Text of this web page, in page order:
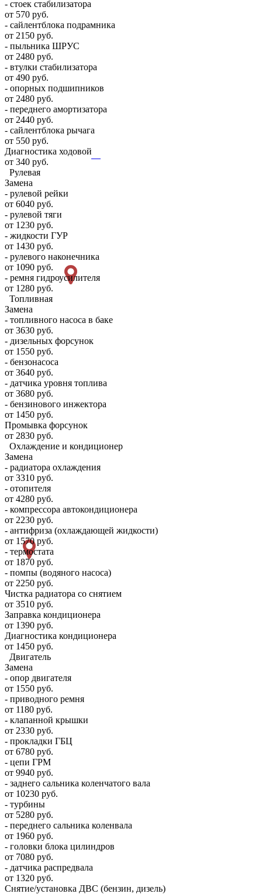
- стоек стабилизатора
от 570 руб.
- сайлентблока подрамника
от 2150 руб.
- пыльника ШРУС
от 2480 руб.
- втулки стабилизатора
от 490 руб.
- опорных подшипников
от 2480 руб.
- переднего амортизатора
от 2440 руб.
- сайлентблока рычага
от 550 руб.
Диагностика ходовой
от 340 руб.
Рулевая
Замена
- рулевой рейки
от 6040 руб.
- рулевой тяги
от 1230 руб.
- жидкости ГУР
от 1430 руб.
- рулевого наконечника
от 1090 руб.
- ремня гидроусилителя
от 1280 руб.
Топливная
Замена
- топливного насоса в баке
от 3630 руб.
- дизельных форсунок
от 1550 руб.
- бензонасоса
от 3640 руб.
- датчика уровня топлива
от 3680 руб.
- бензинового инжектора
от 1450 руб.
Промывка форсунок
от 2830 руб.
Охлаждение и кондиционер
Замена
- радиатора охлаждения
от 3310 руб.
- отопителя
от 4280 руб.
- компрессора автокондиционера
от 2230 руб.
- антифриза (охлаждающей жидкости)
от 1570 руб.
- термостата
от 1870 руб.
- помпы (водяного насоса)
от 2250 руб.
Чистка радиатора со снятием
от 3510 руб.
Заправка кондиционера
от 1390 руб.
Диагностика кондиционера
от 1450 руб.
Двигатель
Замена
- опор двигателя
от 1550 руб.
- приводного ремня
от 1180 руб.
- клапанной крышки
от 2330 руб.
- прокладки ГБЦ
от 6780 руб.
- цепи ГРМ
от 9940 руб.
- заднего сальника коленчатого вала
от 10230 руб.
- турбины
от 5280 руб.
- переднего сальника коленвала
от 1960 руб.
- головки блока цилиндров
от 7080 руб.
- датчика распредвала
от 1320 руб.
Снятие/установка ДВС (бензин, дизель)